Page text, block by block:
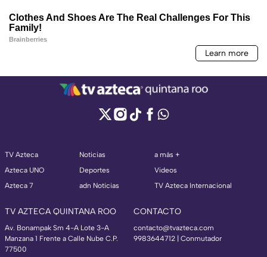
TV Azteca
Azteca UNO
Azteca 7
Noticias
Deportes
adn Noticias
a más +
Videos
TV Azteca Internacional
TV AZTECA QUINTANA ROO
Av. Bonampak Sm 4-A Lote 3-A
Manzana 1 Frente a Calle Nube C.P.
77500
CONTACTO
contacto@tvazteca.com
9983644712 | Conmutador